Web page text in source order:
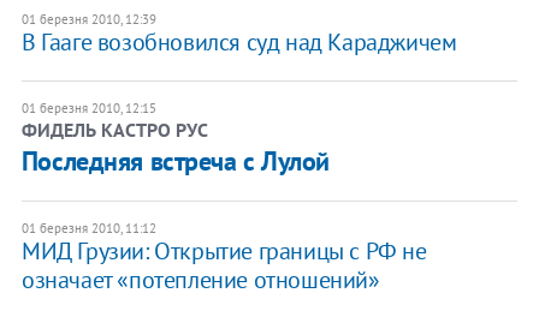
01 березня 2010, 12:39
В Гааге возобновился суд над Караджичем
01 березня 2010, 12:15
ФИДЕЛЬ КАСТРО РУС
Последняя встреча с Лулой
01 березня 2010, 11:12
МИД Грузии: Открытие границы с РФ не
означает «потепление отношений»